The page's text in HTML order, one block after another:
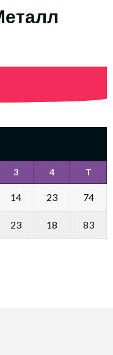
3 4 T
14 23 74
23 18 83